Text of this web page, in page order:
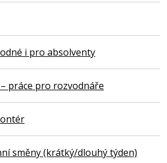
i pro absolventy
práce pro rozvodnáře
směny (krátký/dlouhý týden)